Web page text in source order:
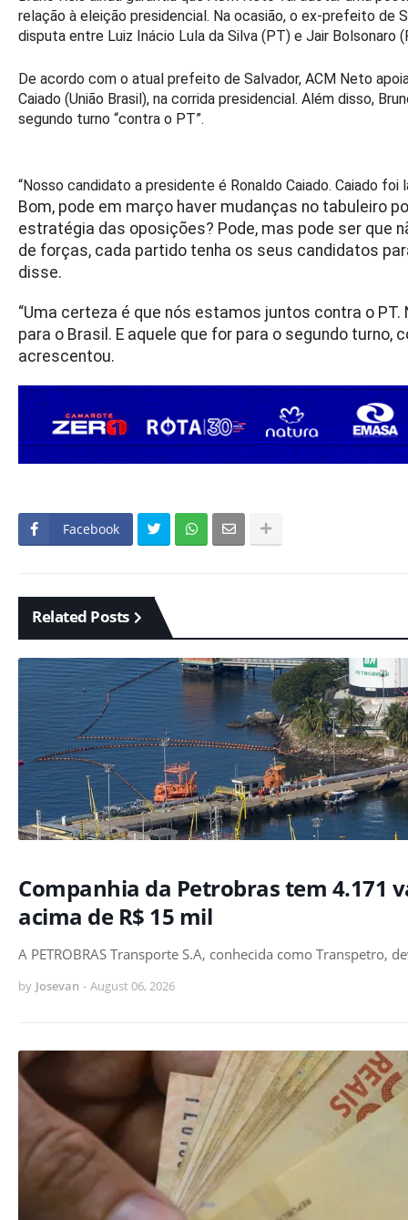
relação à eleição presidencial. Na ocasião, o ex-prefeito de
disputa entre Luiz Inácio Lula da Silva (PT) e Jair Bolsonaro
De acordo com o atual prefeito de Salvador, ACM Neto
Caiado (União Brasil), na corrida presidencial. Além disso,
segundo turno “contra o PT”.
“Nosso candidato a presidente é Ronaldo Caiado. Caiado foi
Bom, pode em março haver mudanças no tabuleiro
estratégia das oposições? Pode, mas pode ser que
de forças, cada partido tenha os seus candidatos
disse.
“Uma certeza é que nós estamos juntos contra o
para o Brasil. E aquele que for para o segundo turno,
acrescentou.
Facebook
Related Posts
Companhia da Petrobras tem 4.171
acima de R$ 15 mil
A PETROBRAS Transporte S.A, conhecida como Transpetro,
by Josevan - August 06, 2026